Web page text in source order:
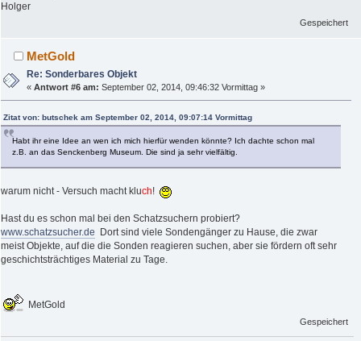
Holger
Gespeichert
MetGold
Re: Sonderbares Objekt
«Antwort #6 am: September 02, 2014, 09:46:32 Vormittag »
Zitat von: butschek am September 02, 2014, 09:07:14 Vormittag
Habt ihr eine Idee an wen ich mich hierfür wenden könnte? Ich dachte schon mal
z.B. an das Senckenberg Museum. Die sind ja sehr vielfältig.
warum nicht - Versuch macht kluch!
Hast du es schon mal bei den Schatzsuchern probiert?
www.schatzsucher.de Dort sind viele Sondengänger zu Hause, die zwar
meist Objekte, auf die die Sonden reagieren suchen, aber sie fördern oft sehr
geschichtsträchtiges Material zu Tage.
MetGold
Gespeichert